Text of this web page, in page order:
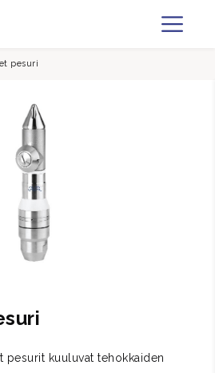
pesuri
pesurit kuuluvat tehokkaiden